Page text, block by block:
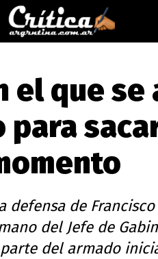
el que se
para
defensa de
del Jefe de
del armado